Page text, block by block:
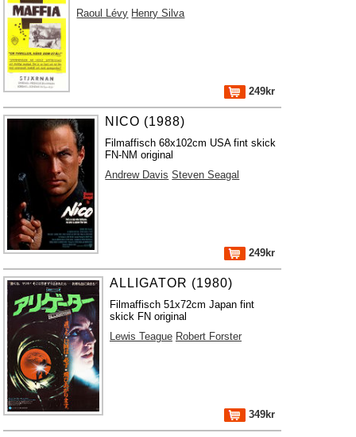
Raoul Lévy Henry Silva
249kr
NICO (1988)
Filmaffisch 68x102cm USA fint skick
FN-NM original
Andrew Davis Steven Seagal
249kr
ALLIGATOR (1980)
Filmaffisch 51x72cm Japan fint
skick FN original
Lewis Teague Robert Forster
349kr